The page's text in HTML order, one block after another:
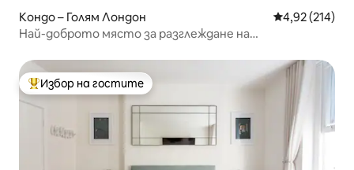
Кондо – Голям Лондон Средна
4,92 (214)
Най-доброто място за разглеждане на
Най-популярен избор на гостите
Избор на гостите